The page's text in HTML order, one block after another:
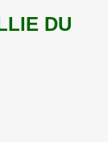
DU